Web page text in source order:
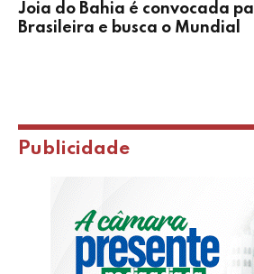
Joia do Bahia é convocada
Brasileira e busca o Mundial
Publicidade